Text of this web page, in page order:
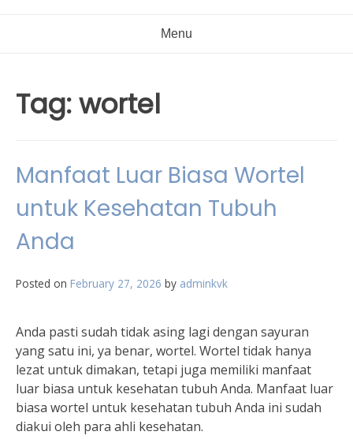
Menu
Tag:wortel
Manfaat Luar Biasa Wortel
untuk Kesehatan Tubuh
Anda
Posted on February 27, 2026 by adminkvk
Anda pasti sudah tidak asing lagi dengan sayuran
yang satu ini, ya benar, wortel. Wortel tidak hanya
lezat untuk dimakan, tetapi juga memiliki manfaat
luar biasa untuk kesehatan tubuh Anda. Manfaat luar
biasa wortel untuk kesehatan tubuh Anda ini sudah
diakui oleh para ahli kesehatan.